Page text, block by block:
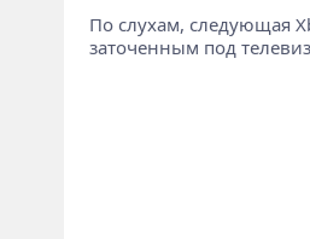
По слухам, следующая
заточенным под